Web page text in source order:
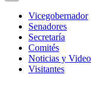
Vicegobernador
Senadores
Secretaría
Comités
Noticias y Video
Visitantes